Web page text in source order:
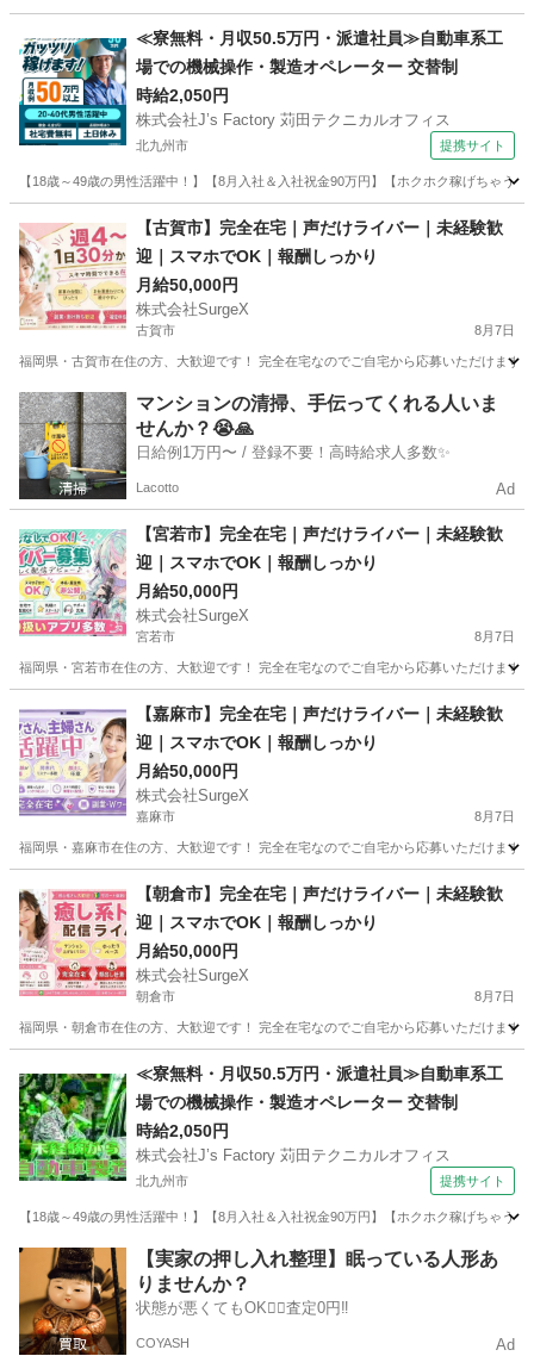
その他 ライバー
≪寮無料・月収50.5万円・派遣社員≫自動車系工
場での機械操作・製造オペレーター 交替制
時給2,050円
株式会社J’s Factory 苅田テクニカルオフィス
北九州市 提携サイト
【18歳～49歳の男性活躍中！】【8月入社＆入社祝金90万円】【ホクホク稼げちゃ
その他
【古賀市】完全在宅｜声だけライバー｜未経験歓
迎｜スマホでOK｜報酬しっかり
月給50,000円
株式会社SurgeX
古賀市 8月7日
福岡県・古賀市在住の方、大歓迎です！ 完全在宅なのでご自宅から応募いただけま
福岡 古賀市 その他 ライバー
マンションの清掃、手伝ってくれる人いま
せんか？😭🙏
日給例1万円〜 / 登録不要！高時給求人多数✨
Lacotto Ad
【宮若市】完全在宅｜声だけライバー｜未経験歓
迎｜スマホでOK｜報酬しっかり
月給50,000円
株式会社SurgeX
宮若市 8月7日
福岡県・宮若市在住の方、大歓迎です！ 完全在宅なのでご自宅から応募いただけま
その他 ライバー
【嘉麻市】完全在宅｜声だけライバー｜未経験歓
迎｜スマホでOK｜報酬しっかり
月給50,000円
株式会社SurgeX
嘉麻市 8月7日
福岡県・嘉麻市在住の方、大歓迎です！ 完全在宅なのでご自宅から応募いただけま
その他 ライバー
【朝倉市】完全在宅｜声だけライバー｜未経験歓
迎｜スマホでOK｜報酬しっかり
月給50,000円
株式会社SurgeX
朝倉市 8月7日
福岡県・朝倉市在住の方、大歓迎です！ 完全在宅なのでご自宅から応募いただけま
その他 ライバー
≪寮無料・月収50.5万円・派遣社員≫自動車系工
場での機械操作・製造オペレーター 交替制
時給2,050円
株式会社J’s Factory 苅田テクニカルオフィス
北九州市 提携サイト
【18歳～49歳の男性活躍中！】【8月入社＆入社祝金90万円】【ホクホク稼げちゃ
福岡 北九州市 その他
【実家の押し入れ整理】眠っている人形あ
りませんか？
状態が悪くてもOK🙆‍♀️査定0円‼️
COYASH Ad